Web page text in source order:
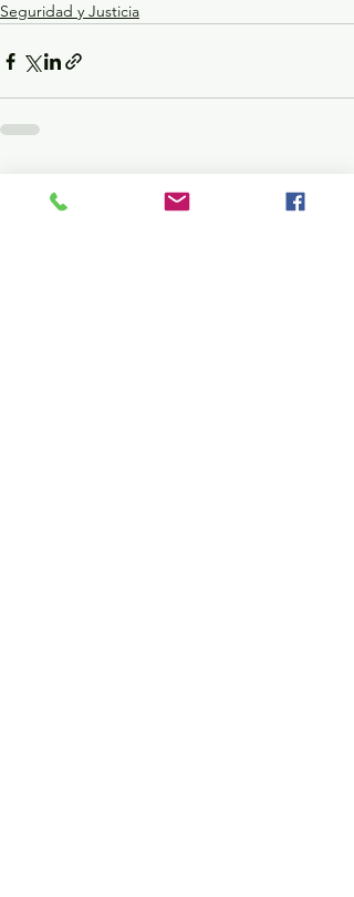
Seguridad y Justicia
Entradas recientes